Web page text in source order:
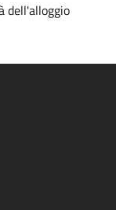
dell'alloggio